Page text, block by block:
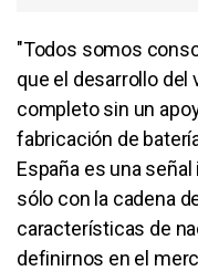
"Todos somos
que el desarrollo
completo sin un
fabricación de
España es una
sólo con la cadena
características de
definirnos en el